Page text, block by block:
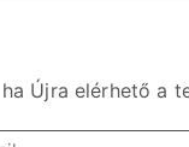
Újra elérhető a